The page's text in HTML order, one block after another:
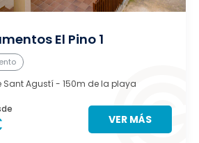
El Pino 1
Sant Agustí- 150m de la playa
VER MÁS